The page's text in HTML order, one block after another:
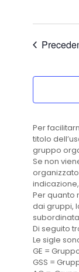
Per
titolo
gruppo
Se non
Per quanto
dai gruppi,
Di seguito
Le sigle
GE =
GSS =